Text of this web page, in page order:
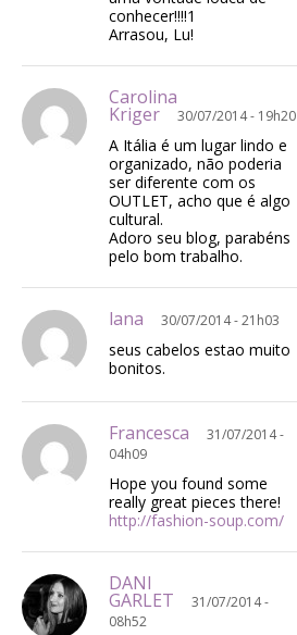
conhecer!!!!1
Arrasou, Lu!
Carolina
Kriger 30/07/2014 - 19h20
A Itália é um lugar lindo e
organizado, não poderia
ser diferente com os
OUTLET, acho que é algo
cultural.
Adoro seu blog, parabéns
pelo bom trabalho.
lana 30/07/2014 - 21h03
seus cabelos estao muito
bonitos.
Francesca
31/07/2014 -
04h09
Hope you found some
really great pieces there!
http://fashion-soup.com/
DANI
GARLET
31/07/2014 -
08h52